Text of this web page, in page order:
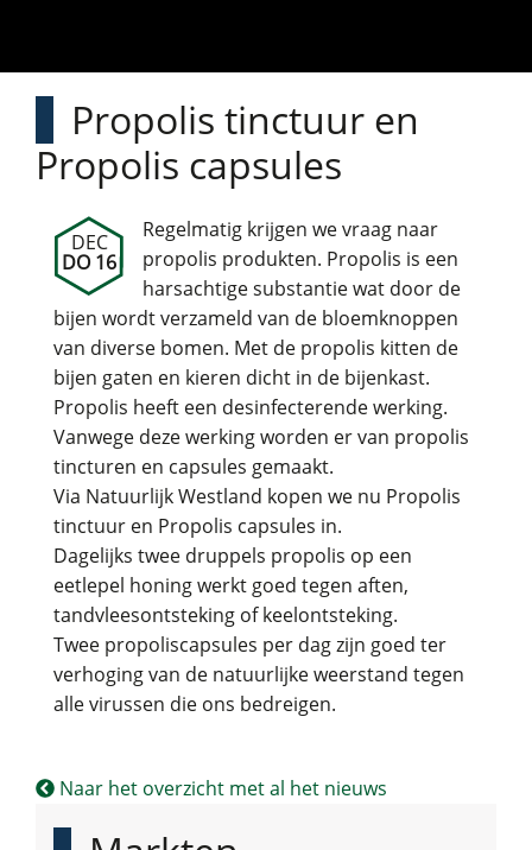
Propolis tinctuur en
Propolis capsules
DEC
DO 16
Regelmatig krijgen we vraag naar
propolis produkten. Propolis is een
harsachtige substantie wat door de
bijen wordt verzameld van de bloemknoppen
van diverse bomen. Met de propolis kitten de
bijen gaten en kieren dicht in de bijenkast.
Propolis heeft een desinfecterende werking.
Vanwege deze werking worden er van propolis
tincturen en capsules gemaakt.
Via Natuurlijk Westland kopen we nu Propolis
tinctuur en Propolis capsules in.
Dagelijks twee druppels propolis op een
eetlepel honing werkt goed tegen aften,
tandvleesontsteking of keelontsteking.
Twee propoliscapsules per dag zijn goed ter
verhoging van de natuurlijke weerstand tegen
alle virussen die ons bedreigen.
Naar het overzicht met al het nieuws